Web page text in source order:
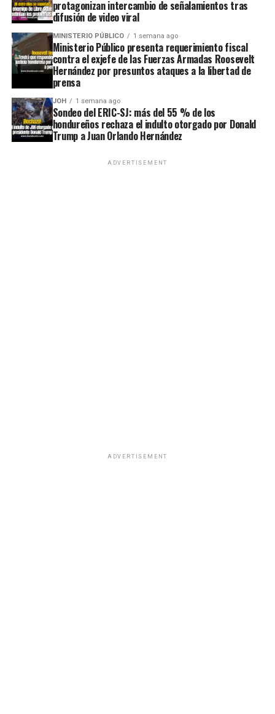
protagonizan intercambio de señalamientos tras
difusión de video viral
MINISTERIO PÚBLICO 1 semana ago
Ministerio Público presenta requerimiento fiscal
contra el exjefe de las Fuerzas Armadas Roosevelt
Hernández por presuntos ataques a la libertad de
prensa
JOH 1 semana ago
Sondeo del ERIC-SJ: más del 55 % de los
hondureños rechaza el indulto otorgado por Donald
Trump a Juan Orlando Hernández
ADVERTISEMENT
ADVERTISEMENT